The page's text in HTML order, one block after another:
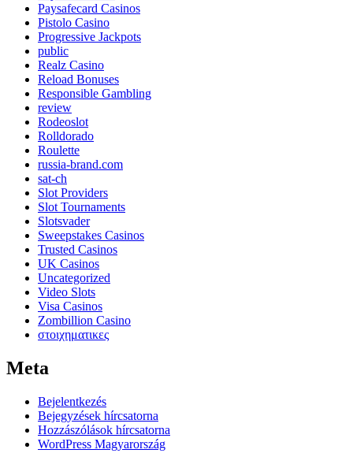
Paysafecard Casinos
Pistolo Casino
Progressive Jackpots
public
Realz Casino
Reload Bonuses
Responsible Gambling
review
Rodeoslot
Rolldorado
Roulette
russia-brand.com
sat-ch
Slot Providers
Slot Tournaments
Slotsvader
Sweepstakes Casinos
Trusted Casinos
UK Casinos
Uncategorized
Video Slots
Visa Casinos
Zombillion Casino
στοιχηματικες
Meta
Bejelentkezés
Bejegyzések hírcsatorna
Hozzászólások hírcsatorna
WordPress Magyarország